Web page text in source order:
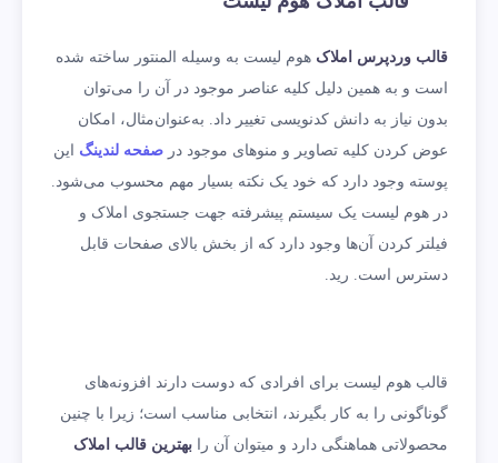
قالب وردپرس املاک هوم لیست به وسیله المنتور ساخته شده
است و به همین دلیل کلیه عناصر موجود در آن را می‌توان
بدون نیاز به دانش کدنویسی تغییر داد. به‌عنوان‌مثال، امکان
عوض کردن کلیه تصاویر و منوهای موجود در صفحه لندینگ این
پوسته وجود دارد که خود یک نکته بسیار مهم محسوب می‌شود.
در هوم لیست یک سیستم پیشرفته جهت جستجوی املاک و
فیلتر کردن آن‌ها وجود دارد که از بخش بالای صفحات قابل
دسترس است. رید.
قالب هوم لیست برای افرادی که دوست دارند افزونه‌های
گوناگونی را به کار بگیرند، انتخابی مناسب است؛ زیرا با چنین
محصولاتی هماهنگی دارد و می­توان آن را بهترین قالب املاک